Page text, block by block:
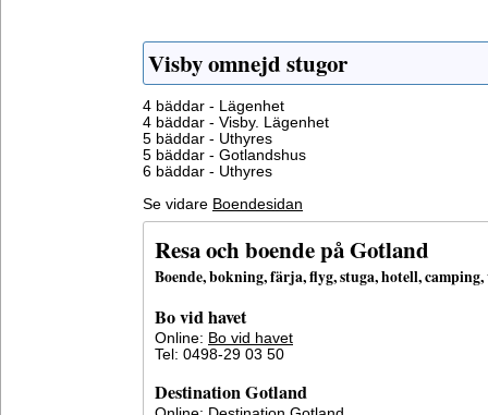
Visby omnejd stugor
4 bäddar - Lägenhet
4 bäddar - Visby. Lägenhet
5 bäddar - Uthyres
5 bäddar - Gotlandshus
6 bäddar - Uthyres
Se vidare Boendesidan
Resa och boende på Gotland
Boende, bokning, färja, flyg, stuga, hotell,
Bo vid havet
Online: Bo vid havet
Tel: 0498-29 03 50
Destination Gotland